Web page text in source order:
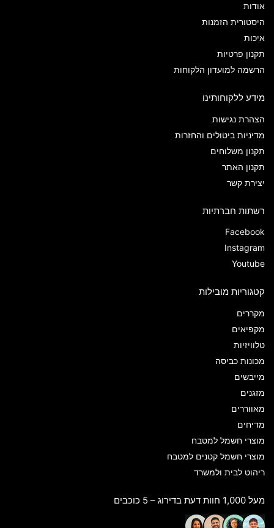
אודות
היסטורית הזמנות
איכות
תקנון פרטיות
הרשמה למועדון הלקוחות
מידע ללקוחותינו
הצהרת נגישות
מדיניות ביטולים והחזרות
תקנון משלוחים
תקנון האתר
יצירת קשר
רשתות חברתיות
Facebook
Instagram
Youtube
קטגוריות מובילות
מקררים
מקפיאים
טלוויזיות
מכונות כביסה
מייבשים
מזגנים
מאווררים
מדיחים
מוצרי חשמל למטבח
מוצרי חשמל קטנים למטבח
ריהוט לבית ולמשרד
מעל 1,000 חוות דעת בדירוג – 5 כוכבים